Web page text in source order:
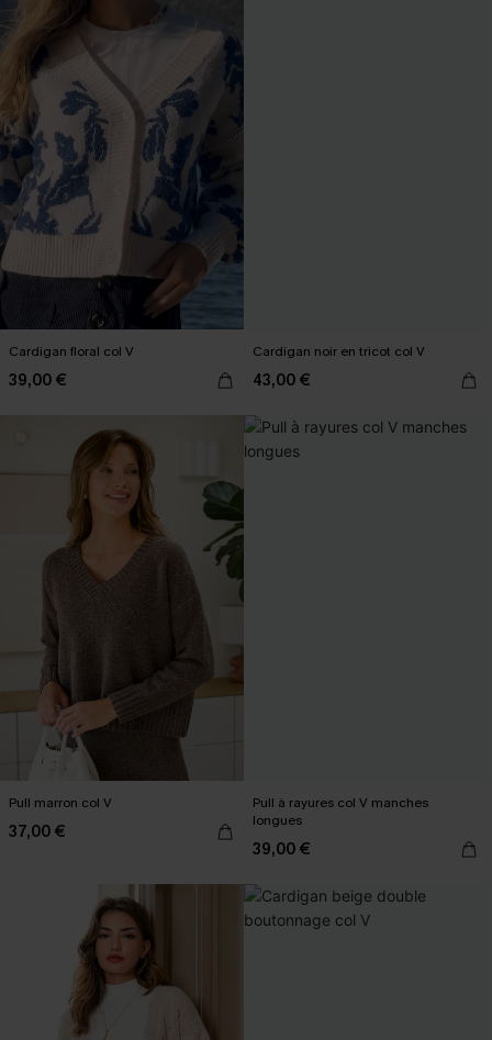
Cardigan floral col V
39,00 €
Cardigan noir en tricot col V
43,00 €
Pull marron col V
37,00 €
Pull à rayures col V manches
longues
39,00 €